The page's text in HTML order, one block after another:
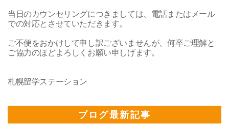
当日のカウンセリングにつきましては、電話またはメール
での対応とさせていただきます。
ご不便をおかけして申し訳ございませんが、何卒ご理解と
ご協力のほどよろしくお願い申しげます。
札幌留学ステーション
ブログ最新記事